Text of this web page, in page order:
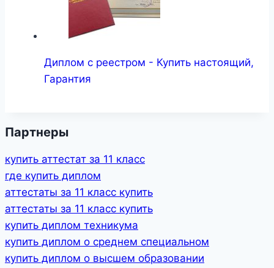
Диплом с реестром - Купить настоящий,
Гарантия
Партнеры
купить аттестат за 11 класс
где купить диплом
аттестаты за 11 класс купить
аттестаты за 11 класс купить
купить диплом техникума
купить диплом о среднем специальном
купить диплом о высшем образовании